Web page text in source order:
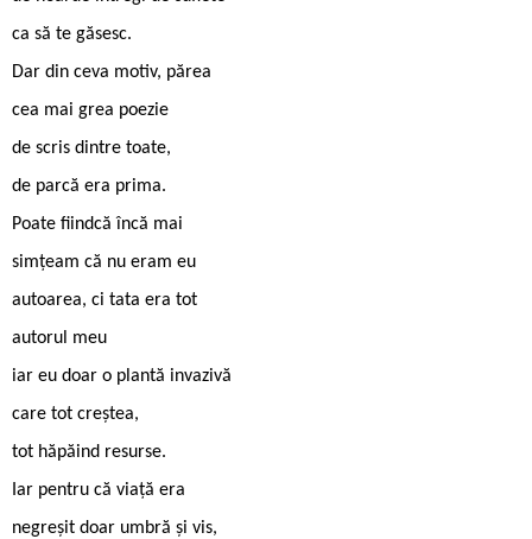
ca să te găsesc.
Dar din ceva motiv, părea
cea mai grea poezie
de scris dintre toate,
de parcă era prima.
Poate fiindcă încă mai
simțeam că nu eram eu
autoarea, ci tata era tot
autorul meu
iar eu doar o plantă invazivă
care tot creștea,
tot hăpăind resurse.
Iar pentru că viață era
negreșit doar umbră și vis,